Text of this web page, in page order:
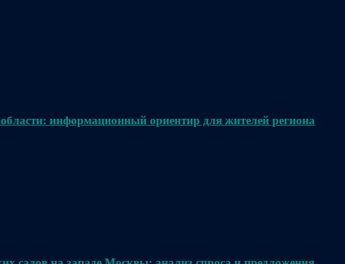
информационный ориентир для жителей региона